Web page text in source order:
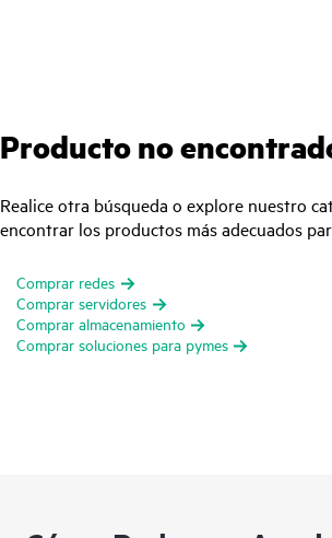
Producto no
Realice otra búsqueda o explore nuestro
encontrar los productos más adecuados
Comprar redes
Comprar servidores
Comprar almacenamiento
Comprar soluciones para pymes